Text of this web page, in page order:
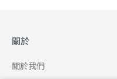
關於
關於我們